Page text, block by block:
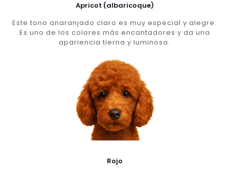
Apricot (albaricoque)
Este tono anaranjado claro es muy especial y alegre.
Es uno de los colores más encantadores y da una
apariencia tierna y luminosa.
Rojo